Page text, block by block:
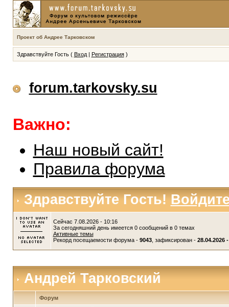
Проект об Андрее Тарковском
Здравствуйте Гость ( Вход| Регистрация)
forum.tarkovsky.su
Важно:
Наш новый сайт!
Правила форума
Здравствуйте Гость!
Сейчас 7.08.2026 - 10:16
За сегодняшний день имеется 0 сообщений в 0 темах
Активные темы
Рекорд посещаемости форума - 9043, зафиксирован - 28.04.2026
Андрей Тарковский
Форум